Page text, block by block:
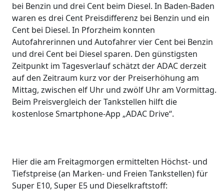
bei Benzin und drei Cent beim Diesel. In Baden-Baden
waren es drei Cent Preisdifferenz bei Benzin und ein
Cent bei Diesel. In Pforzheim konnten
Autofahrerinnen und Autofahrer vier Cent bei Benzin
und drei Cent bei Diesel sparen. Den günstigsten
Zeitpunkt im Tagesverlauf schätzt der ADAC derzeit
auf den Zeitraum kurz vor der Preiserhöhung am
Mittag, zwischen elf Uhr und zwölf Uhr am Vormittag.
Beim Preisvergleich der Tankstellen hilft die
kostenlose Smartphone-App „ADAC Drive“.
Hier die am Freitagmorgen ermittelten Höchst- und
Tiefstpreise (an Marken- und Freien Tankstellen) für
Super E10, Super E5 und Dieselkraftstoff: